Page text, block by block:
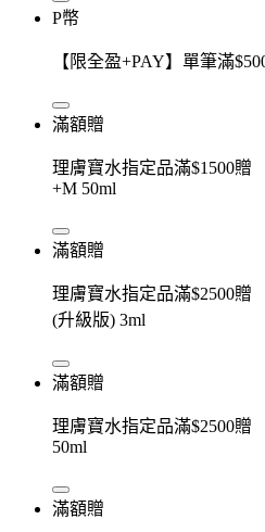
P幣
【限全盈+PAY】單筆滿
滿額贈
理膚寶水指定品滿$1500贈
+M 50ml
滿額贈
理膚寶水指定品滿$2500贈
(升級版) 3ml
滿額贈
理膚寶水指定品滿$2500贈
50ml
滿額贈